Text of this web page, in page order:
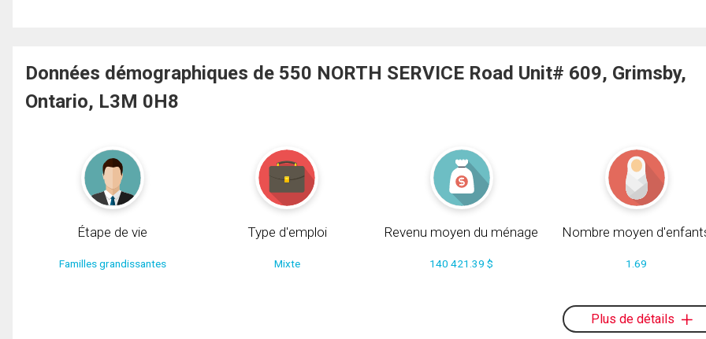
Données démographiques de 550 NORTH SERVICE Road Unit# 609, Grimsby,
Ontario, L3M 0H8
Étape de vie
Familles grandissantes
Type d'emploi
Mixte
Revenu moyen du ménage
140 421.39 $
Nombre moyen
1.69
Plus de détails